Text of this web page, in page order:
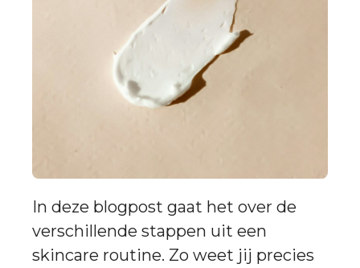
In deze blogpost gaat het over de
verschillende stappen uit een
skincare routine. Zo weet jij precies